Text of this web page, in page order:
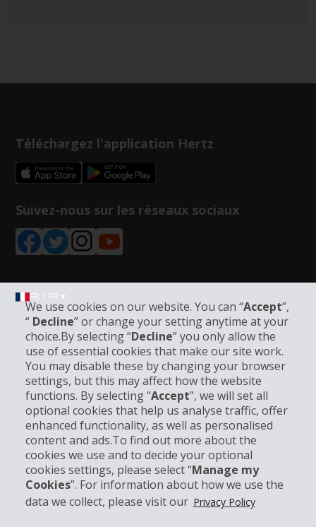
We use cookies on our website. You can “Accept”,
“ Decline” or change your setting anytime at your
choice.By selecting “Decline” you only allow the
use of essential cookies that make our site work.
You may disable these by changing your browser
settings, but this may affect how the website
functions. By selecting “Accept”, we will set all
optional cookies that help us analyse traffic, offer
enhanced functionality, as well as personalised
content and ads.To find out more about the
cookies we use and to decide your optional
cookies settings, please select “Manage my
Cookies”. For information about how we use the
data we collect, please visit our Privacy Policy
Téléchargez l'application Hertz
Suivez-nous sur les réseaux sociaux
FR | FR ▾
Informations sur l'entreprise
Entreprise
Support client
Réserver avec Hertz